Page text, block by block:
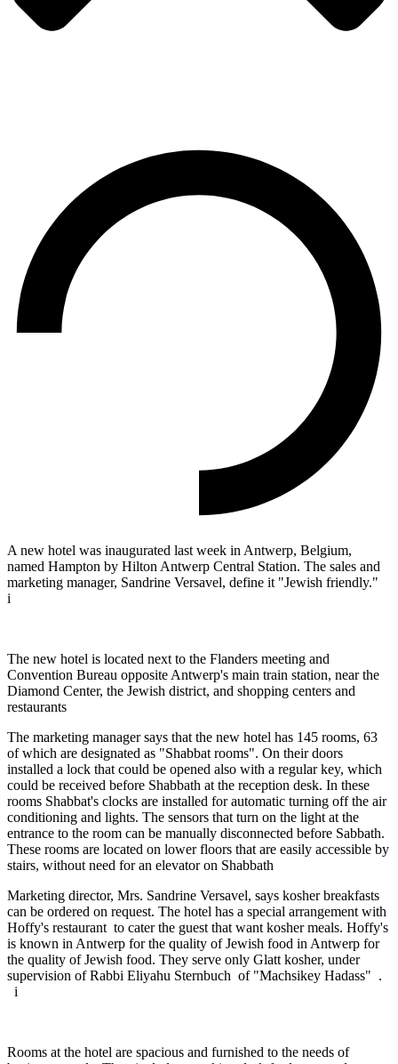
A new hotel was inaugurated last week in Antwerp, Belgium,
named Hampton by Hilton Antwerp Central Station. The sales and
marketing manager, Sandrine Versavel, define it "Jewish friendly."
i
The new hotel is located next to the Flanders meeting and
Convention Bureau opposite Antwerp's main train station, near the
Diamond Center, the Jewish district, and shopping centers and
restaurants
The marketing manager says that the new hotel has 145 rooms, 63
of which are designated as "Shabbat rooms". On their doors
installed a lock that could be opened also with a regular key, which
could be received before Shabbath at the reception desk. In these
rooms Shabbat's clocks are installed for automatic turning off the air
conditioning and lights. The sensors that turn on the light at the
entrance to the room can be manually disconnected before Sabbath.
These rooms are located on lower floors that are easily accessible by
stairs, without need for an elevator on Shabbath
Marketing director, Mrs. Sandrine Versavel, says kosher breakfasts
can be ordered on request. The hotel has a special arrangement with
Hoffy's restaurant to cater the guest that want kosher meals. Hoffy's
is known in Antwerp for the quality of Jewish food in Antwerp for
the quality of Jewish food. They serve only Glatt kosher, under
supervision of Rabbi Eliyahu Sternbuch of "Machsikey Hadass" .
i
Rooms at the hotel are spacious and furnished to the needs of